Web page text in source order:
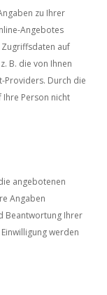
zu Ihrer
Angebotes
auf
B. die von Ihnen
Providers. Durch die
Ihre Person nicht
angebotenen
Angaben
Beantwortung Ihrer
werden